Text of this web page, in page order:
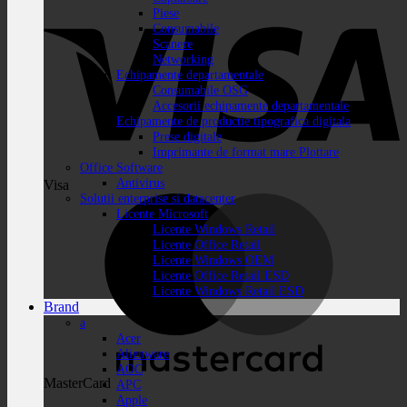
Visa
MasterCard
Piese
Consumabile
Scanere
Networking
Echipamente departamentale
Consumabile OSG
Accesorii echipamente departamentale
Echipamente de productie tipografica digitala
Prese digitale
Imprimante de format mare Plottare
Office Software
Antivirus
Solutii enterprise si datacenter
Licente Microsoft
Licente Windows Retail
Licente Office Retail
Licente Windows OEM
Licente Office Retail ESD
Licente Windows Retail ESD
Brand
a
Acer
Alienware
AOC
APC
Apple